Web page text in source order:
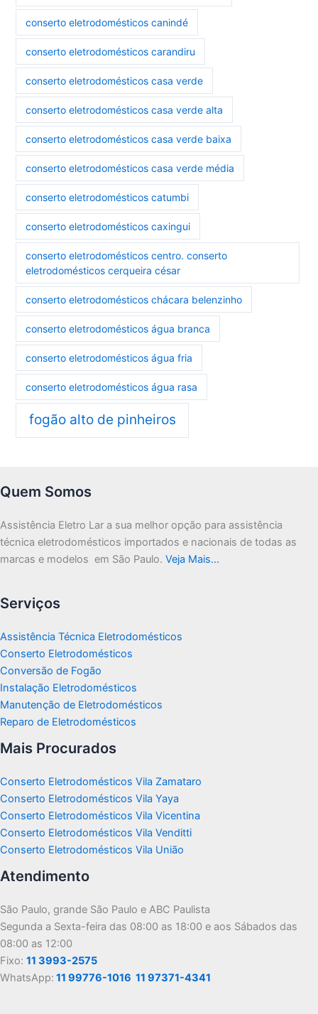
conserto eletrodomésticos canindé
conserto eletrodomésticos carandiru
conserto eletrodomésticos casa verde
conserto eletrodomésticos casa verde alta
conserto eletrodomésticos casa verde baixa
conserto eletrodomésticos casa verde média
conserto eletrodomésticos catumbi
conserto eletrodomésticos caxingui
conserto eletrodomésticos centro. conserto
eletrodomésticos cerqueira césar
conserto eletrodomésticos chácara belenzinho
conserto eletrodomésticos água branca
conserto eletrodomésticos água fria
conserto eletrodomésticos água rasa
fogão alto de pinheiros
Quem Somos
Assistência Eletro Lar a sua melhor opção para assistência
técnica eletrodomésticos importados e nacionais de todas as
marcas e modelos em São Paulo. Veja Mais…
Serviços
Assistência Técnica Eletrodomésticos
Conserto Eletrodomésticos
Conversão de Fogão
Instalação Eletrodomésticos
Manutenção de Eletrodomésticos
Reparo de Eletrodomésticos
Mais Procurados
Conserto Eletrodomésticos Vila Zamataro
Conserto Eletrodomésticos Vila Yaya
Conserto Eletrodomésticos Vila Vicentina
Conserto Eletrodomésticos Vila Venditti
Conserto Eletrodomésticos Vila União
Atendimento
São Paulo, grande São Paulo e ABC Paulista
Segunda a Sexta-feira das 08:00 as 18:00 e aos Sábados das
08:00 as 12:00
Fixo: 11 3993-2575
WhatsApp: 11 99776-1016 11 97371-4341